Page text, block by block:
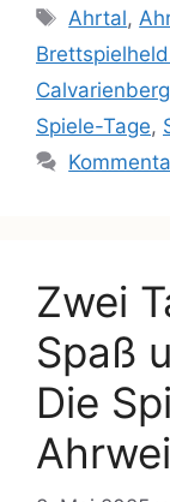
Ahrtal,
Spiele-Tage,
Zwei
Spaß
Die